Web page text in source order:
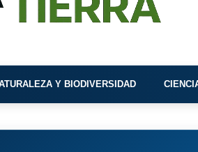
Y BIODIVERSIDAD